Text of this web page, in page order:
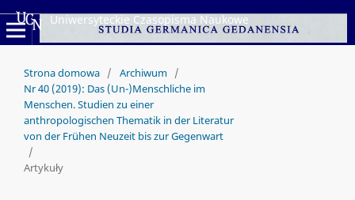
Uniwersyteckie Czasopisma Naukowe
Strona domowa / Archiwum /
Nr 40 (2019): Das (Un-)Menschliche im
Menschen. Studien zu einer
anthropologischen Thematik in der Literatur
von der Frühen Neuzeit bis zur Gegenwart
/
Artykuły